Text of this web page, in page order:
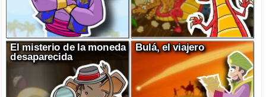
El misterio de la moneda
desaparecida
Bulá, el viajero